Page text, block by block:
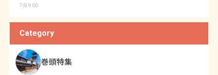
7/8 9:00
Category
巻頭特集